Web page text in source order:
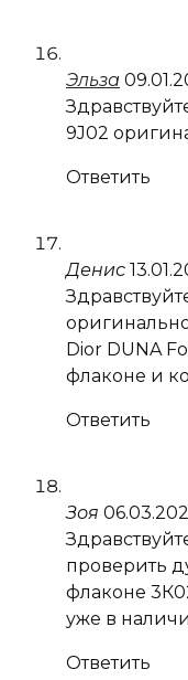
Эльза
9J02
Ответить
Денис
Dior DUNA
флаконе и
Ответить
Зоя
проверить
флаконе
уже в
Ответить